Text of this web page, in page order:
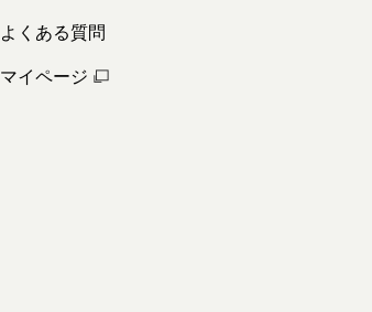
よくある質問
マイページ